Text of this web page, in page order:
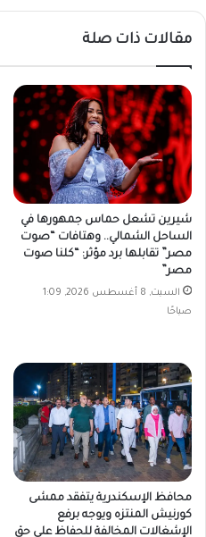
مقالات ذات صلة
شيرين تشعل حماس جمهورها في
الساحل الشمالي.. وهتافات “صوت
مصر” تقابلها برد مؤثر: “كلنا صوت
مصر”
السبت, 8 أغسطس 2026, 1:09
صباحًا
محافظ الإسكندرية يتفقد ممشى
كورنيش المنتزه ويوجه برفع
الإشغالات المخالفة للحفاظ على حق